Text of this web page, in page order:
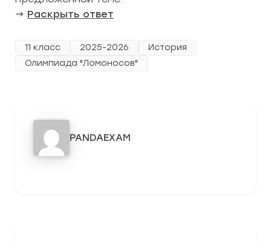
→ Раскрыть ответ
11 класс 2025-2026
История
Олимпиада "Ломоносов"
PANDAEXAM